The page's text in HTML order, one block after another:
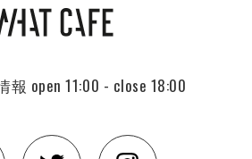
報 open 11:00 - close 18:00